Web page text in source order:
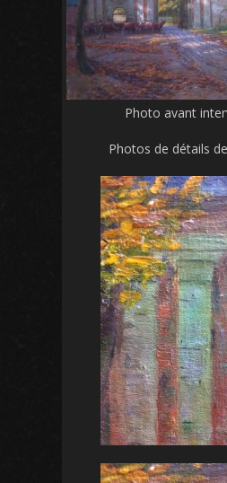
Photo avant
Photos de détails